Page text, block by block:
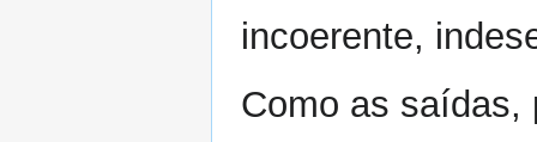
incoerente,
Como as saídas,